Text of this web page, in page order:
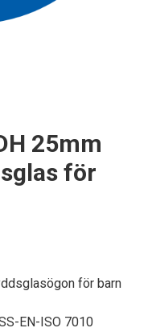
25mm
för
för barn
EN-ISO 7010